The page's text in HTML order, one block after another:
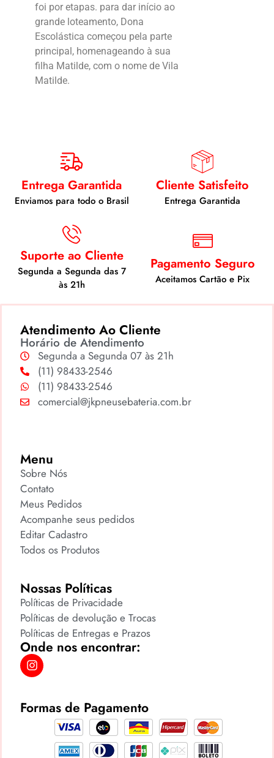
foi por etapas. para dar início ao
grande loteamento, Dona
Escolástica começou pela parte
principal, homenageando à sua
filha Matilde, com o nome de Vila
Matilde.
Entrega Garantida
Enviamos para todo o Brasil
Cliente Satisfeito
Entrega Garantida
Suporte ao Cliente
Segunda a Segunda das 7
às 21h
Pagamento Seguro
Aceitamos Cartão e Pix
Atendimento Ao Cliente
Horário de Atendimento
Segunda a Segunda 07 às 21h
(11) 98433-2546
(11) 98433-2546
comercial@jkpneusebateria.com.br
Menu
Sobre Nós
Contato
Meus Pedidos
Acompanhe seus pedidos
Editar Cadastro
Todos os Produtos
Nossas Políticas
Políticas de Privacidade
Políticas de devolução e Trocas
Políticas de Entregas e Prazos
Onde nos encontrar:
Formas de Pagamento